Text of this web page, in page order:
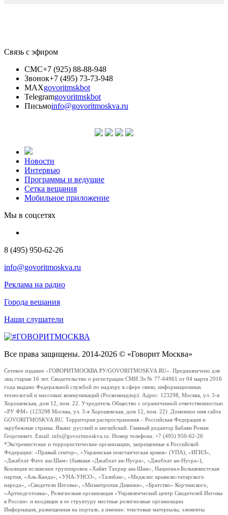
Связь с эфиром
СМС+7 (925) 88-88-948
Звонок+7 (495) 73-73-948
MAXgovoritmskbot
Telegramgovoritmskbot
Письмоinfo@govoritmoskva.ru
Новости
Интервью
Программы и ведущие
Сетка вещания
Мобильное приложение
Мы в соцсетях
8 (495) 950-62-26
info@govoritmoskva.ru
Реклама на радио
Города вещания
Наши слушатели
Все права защищены. 2014-2026 © «Говорит Москва»
Сетевое издание «ГОВОРИТМОСКВА.РУ/GOVORITMOSKVA.RU». Предназначено для
лиц старше 16 лет. Свидетельство о регистрации СМИ Эл № 77-64961 от 04 марта 2016
года выдано Федеральной службой по надзору в сфере связи, информационных
технологий и массовых коммуникаций (Роскомнадзор). Адрес: 123298, Москва, ул. 3-я
Хорошевская, дом 12, пом. 22. Учредитель Общество с ограниченной ответственностью
«РУ ФМ» (123298 Москва, ул. 3-я Хорошевская, дом 12, пом. 22). Доменное имя сайта
GOVORITMOSKVA.RU. Территория распространения – Российская Федерация и
зарубежные страны. Языки: русский и английский. Главный редактор Бабаян Роман
Георгиевич. Email: info@govoritmoskva.ru. Номер телефона: +7 (495) 950-62-26
*Экстремистские и террористические организации, запрещенные в Российской
Федерации: «Правый сектор», «Украинская повстанческая армия» (УПА), «ИГИЛ»,
«Джабхат Фатх аш-Шам» (бывшая «Джабхат ан-Нусра», «Джебхат ан-Нусра»),
Коалиция исламских группировок «Хайят Тахрир аш-Шам», Национал-Большевистская
партия, «Аль-Каида», «УНА-УНСО», «Талибан», «Меджлис крымско-татарского
народа», «Свидетели Иеговы», «Мизантропик Дивижн», «Братство» Корчинского,
«Артподготовка», Религиозная организация «Управленческий центр Свидетелей Иеговы
в России» и входящие в ее структуру местные религиозные организации.
Информация, размещенная на портале, а именно: текстовые материалы, элементы